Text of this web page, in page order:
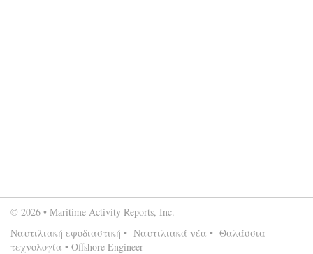
© 2026 • Maritime Activity Reports, Inc.
Ναυτιλιακή εφοδιαστική • Ναυτιλιακά νέα • Θαλάσσια
τεχνολογία • Offshore Engineer